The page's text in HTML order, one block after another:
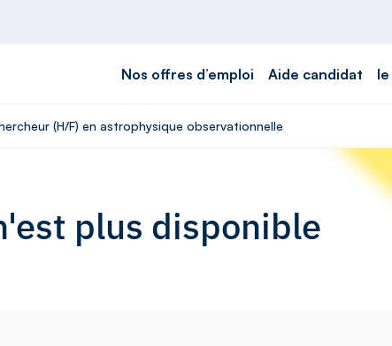
Nos offres d’emploi Aide candidat
(H/F) en astrophysique observationnelle
plus disponible